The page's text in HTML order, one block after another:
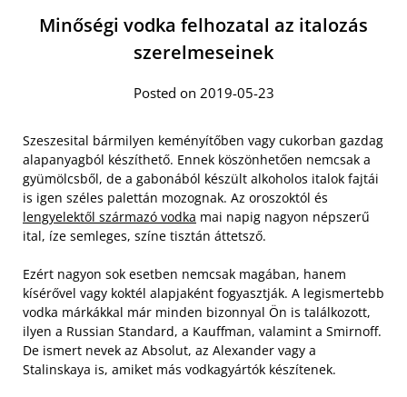
Minőségi vodka felhozatal az italozás
szerelmeseinek
Posted on 2019-05-23
Szeszesital bármilyen keményítőben vagy cukorban gazdag
alapanyagból készíthető. Ennek köszönhetően nemcsak a
gyümölcsből, de a gabonából készült alkoholos italok fajtái
is igen széles palettán mozognak. Az oroszoktól és
lengyelektől származó vodka mai napig nagyon népszerű
ital, íze semleges, színe tisztán áttetsző.
Ezért nagyon sok esetben nemcsak magában, hanem
kísérővel vagy koktél alapjaként fogyasztják. A legismertebb
vodka márkákkal már minden bizonnyal Ön is találkozott,
ilyen a Russian Standard, a Kauffman, valamint a Smirnoff.
De ismert nevek az Absolut, az Alexander vagy a
Stalinskaya is, amiket más vodkagyártók készítenek.